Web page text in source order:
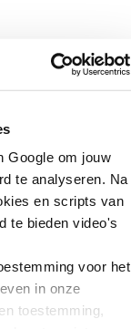
Google om jouw
te analyseren. Na
en scripts van
te bieden video's
voor het
in onze
toestemming,